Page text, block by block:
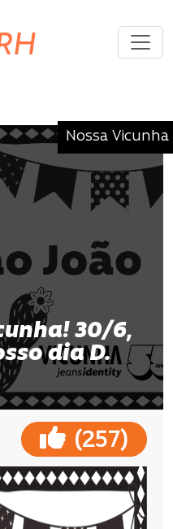
Nossa Vicunha
30/6,
dia D.
(257)